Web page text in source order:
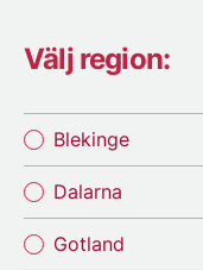
Välj region:
Blekinge
Dalarna
Gotland